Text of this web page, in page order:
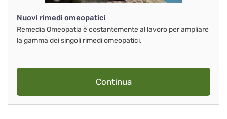
Nuovi rimedi omeopatici
Remedia Omeopatia è costantemente al lavoro per ampliare
la gamma dei singoli rimedi omeopatici.
Continua